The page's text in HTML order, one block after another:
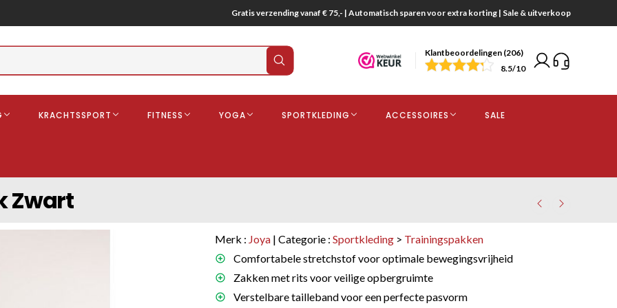
Gratis verzending vanaf € 75,- | Automatisch sparen voor extra korting | Sale & uitverkoop
Klantbeoordelingen (206)
8.5/10
KRACHTSSPORT FITNESS YOGA SPORTKLEDING ACCESSOIRES SALE
Zwart
Merk : Joya | Categorie :Sportkleding > Trainingspakken
Comfortabele stretchstof voor optimale bewegingsvrijheid
Zakken met rits voor veilige opbergruimte
Verstelbare tailleband voor een perfecte pasvorm